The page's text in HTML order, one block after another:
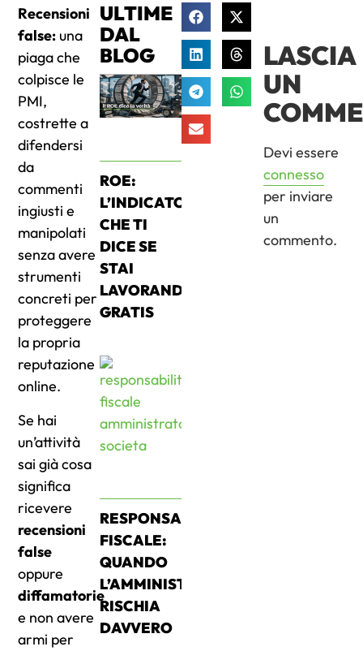
Recensioni
false: una
piaga che
colpisce le
PMI,
costrette a
difendersi
da
commenti
ingiusti e
manipolati
senza avere
strumenti
concreti per
proteggere
la propria
reputazione
online.
Se hai
un’attività
sai già cosa
significa
ricevere
recensioni
false
oppure
diffamatorie
e non avere
armi per
ULTIME
DAL
BLOG
ROE:
L’INDICATORE
CHE TI
DICE SE
STAI
LAVORANDO
GRATIS
RESPONSABILITÀ
FISCALE:
QUANDO
L’AMMINISTRATORE
RISCHIA
DAVVERO
LASCIA
UN
Devi essere
connesso
per inviare
un
commento.